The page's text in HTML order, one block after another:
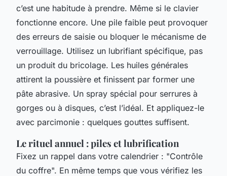
c’est une habitude à prendre. Même si le clavier
fonctionne encore. Une pile faible peut provoquer
des erreurs de saisie ou bloquer le mécanisme de
verrouillage. Utilisez un lubrifiant spécifique, pas
un produit du bricolage. Les huiles générales
attirent la poussière et finissent par former une
pâte abrasive. Un spray spécial pour serrures à
gorges ou à disques, c’est l’idéal. Et appliquez-le
avec parcimonie : quelques gouttes suffisent.
Le rituel annuel : piles et lubrification
Fixez un rappel dans votre calendrier : "Contrôle
du coffre". En même temps que vous vérifiez les